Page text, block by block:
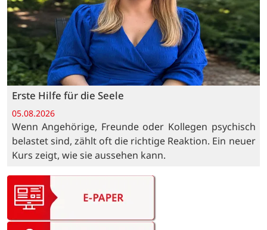
Erste Hilfe für die Seele
05.08.2026
Wenn Angehörige, Freunde oder Kollegen psychisch
belastet sind, zählt oft die richtige Reaktion. Ein neuer
Kurs zeigt, wie sie aussehen kann.